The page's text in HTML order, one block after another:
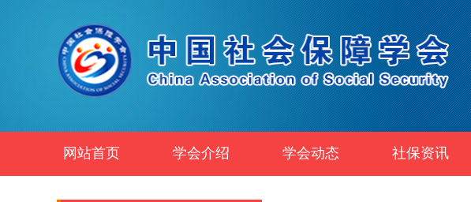
网站首页 学会介绍 学会动态 社保资讯